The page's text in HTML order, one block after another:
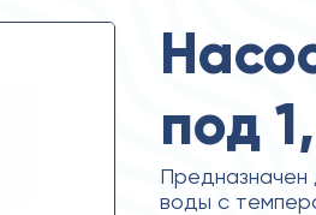
под
Предназначен
воды с